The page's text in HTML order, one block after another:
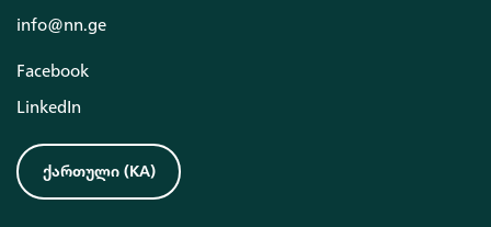
info@nn.ge
Facebook
LinkedIn
ქართული (KA)